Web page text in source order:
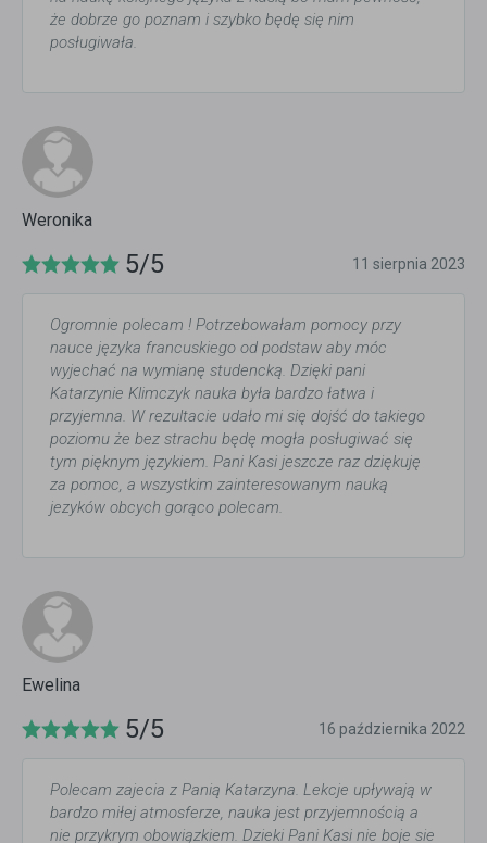
że dobrze go poznam i szybko będę się nim
posługiwała.
Weronika
5/5 11 sierpnia 2023
Ogromnie polecam ! Potrzebowałam pomocy przy
nauce języka francuskiego od podstaw aby móc
wyjechać na wymianę studencką. Dzięki pani
Katarzynie Klimczyk nauka była bardzo łatwa i
przyjemna. W rezultacie udało mi się dojść do takiego
poziomu że bez strachu będę mogła posługiwać się
tym pięknym językiem. Pani Kasi jeszcze raz dziękuję
za pomoc, a wszystkim zainteresowanym nauką
jezyków obcych gorąco polecam.
Ewelina
5/5 16 października 2022
Polecam zajecia z Panią Katarzyna. Lekcje upływają w
bardzo miłej atmosferze, nauka jest przyjemnością a
nie przykrym obowiązkiem. Dzieki Pani Kasi nie boje sie